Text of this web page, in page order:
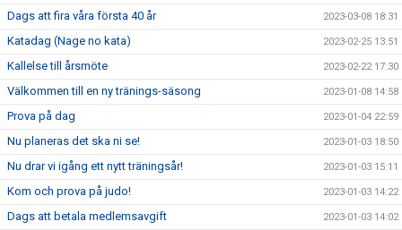
Dags att fira våra första 40 år 2023-03-08 18:31
Katadag (Nage no kata) 2023-02-25 13:51
Kallelse till årsmöte 2023-02-22 17:30
Välkommen till en ny tränings-säsong 2023-01-08 14:58
Prova på dag 2023-01-04 22:59
Nu planeras det ska ni se! 2023-01-03 18:50
Nu drar vi igång ett nytt träningsår! 2023-01-03 15:11
Kom och prova på judo! 2023-01-03 14:22
Dags att betala medlemsavgift 2023-01-03 14:02